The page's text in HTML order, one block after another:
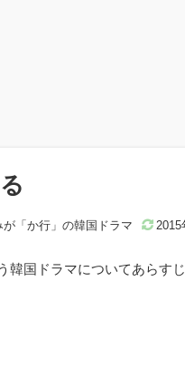
「か行」の韓国ドラマ 2015
韓国ドラマについてあらす